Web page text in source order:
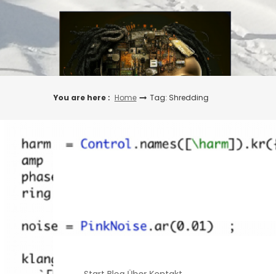
Skip
You are here : Home Tag: Shredding